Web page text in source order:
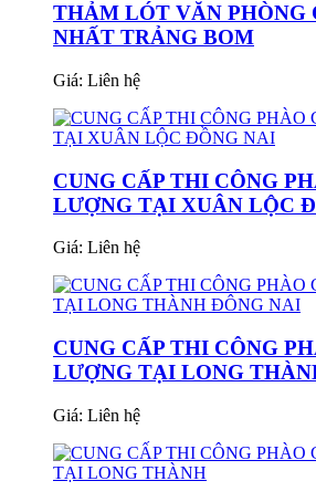
THẢM LÓT VĂN PHÒNG
NHẤT TRẢNG BOM
Giá: Liên hệ
CUNG CẤP THI CÔNG
LƯỢNG TẠI XUÂN LỘC
Giá: Liên hệ
CUNG CẤP THI CÔNG
LƯỢNG TẠI LONG
Giá: Liên hệ